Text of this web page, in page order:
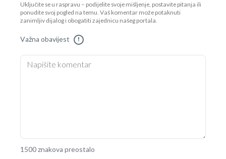
Uključite se u raspravu – podijelite svoje mišljenje, postavite pitanja ili
ponudite svoj pogled na temu. Vaš komentar može potaknuti
zanimljiv dijalog i obogatiti zajednicu našeg portala.
Važna obavijest !
1500 znakova preostalo